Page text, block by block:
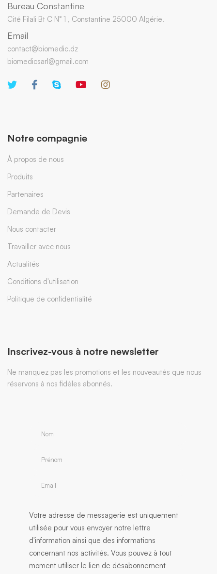
Bureau Constantine
Cité Filali Bt C N° 1 , Constantine 25000 Algérie.
Email
contact@biomedic.dz
biomedicsarl@gmail.com
Notre compagnie
À propos de nous
Produits
Partenaires
Demande de Devis
Nous contacter
Travailler avec nous
Actualités
Conditions d'utilisation
Politique de confidentialité
Inscrivez-vous à notre newsletter
Ne manquez pas les promotions et les nouveautés que nous
réservons à nos fidèles abonnés.
Votre adresse de messagerie est uniquement
utilisée pour vous envoyer notre lettre
d'information ainsi que des informations
concernant nos activités. Vous pouvez à tout
moment utiliser le lien de désabonnement